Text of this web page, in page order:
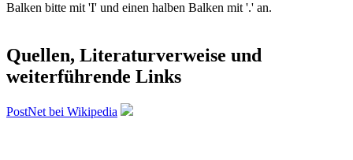
Balken bitte mit 'I' und einen halben Balken mit '.' an.
Quellen, Literaturverweise und
weiterführende Links
PostNet bei Wikipedia